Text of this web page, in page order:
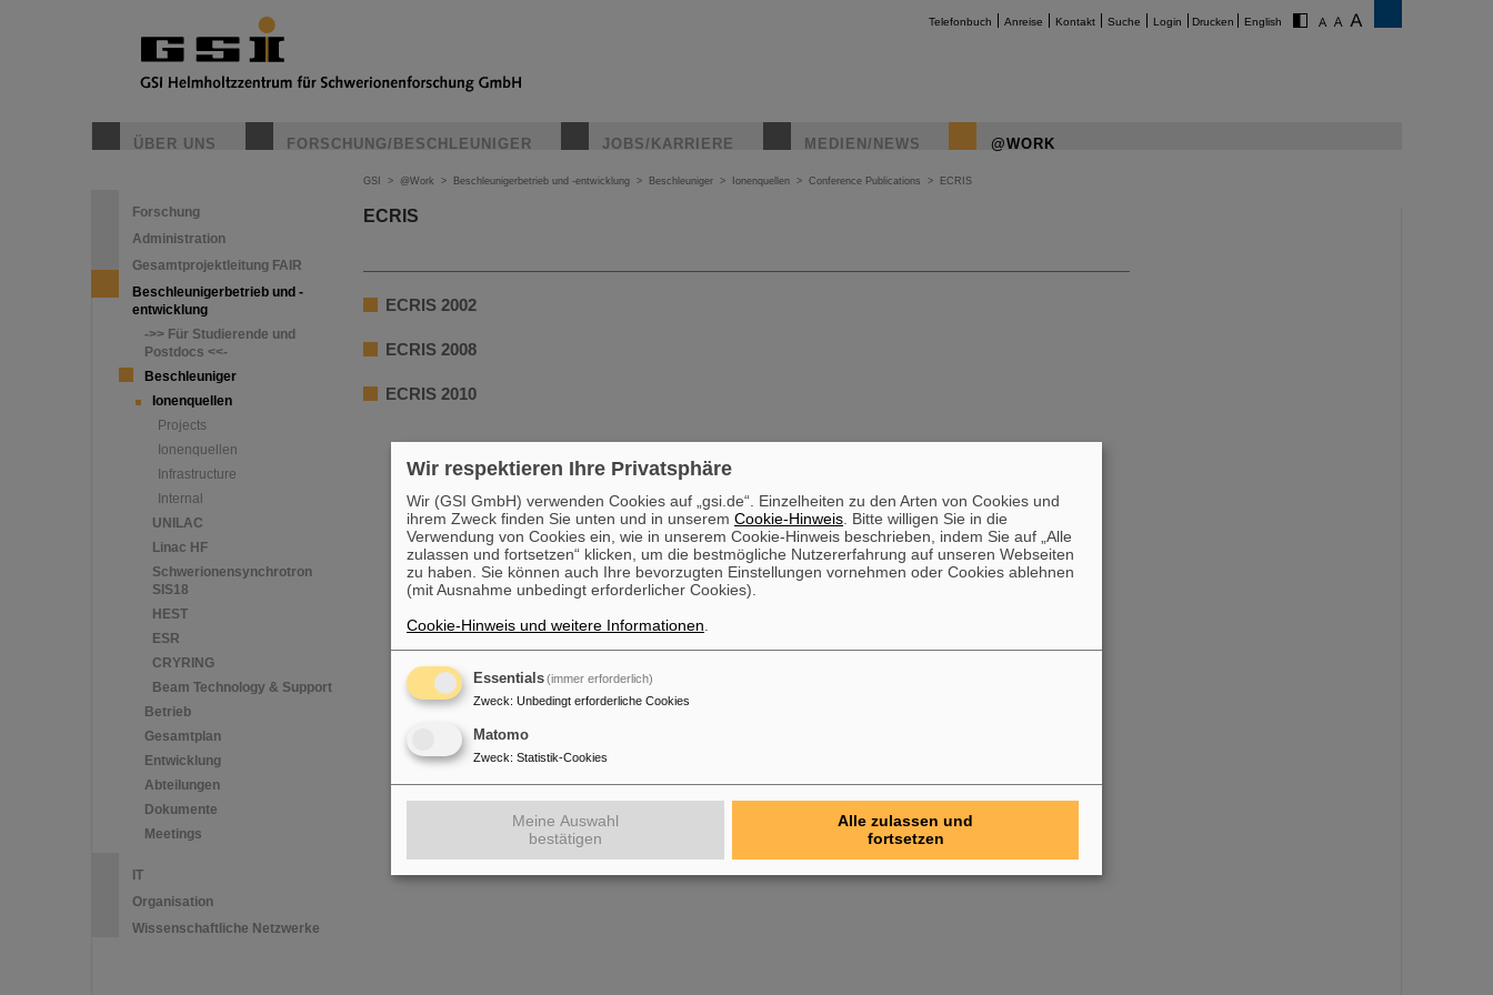
Telefonbuch Anreise Kontakt Suche Login Drucken English
ÜBER UNS FORSCHUNG/BESCHLEUNIGER JOBS/KARRIERE MEDIEN/NEWS @WORK
Forschung
Administration
Gesamtprojektleitung FAIR
Beschleunigerbetrieb und -
entwicklung
->> Für Studierende und
Postdocs <<-
Beschleuniger
Ionenquellen
Projects
Ionenquellen
Infrastructure
Internal
UNILAC
Linac HF
Schwerionensynchrotron
SIS18
HEST
ESR
CRYRING
Beam Technology & Support
Betrieb
Gesamtplan
Entwicklung
Abteilungen
Dokumente
Meetings
IT
Organisation
Wissenschaftliche Netzwerke
GSI > @Work > Beschleunigerbetrieb und -entwicklung > Beschleuniger > Ionenquellen > Conference Publications > ECRIS
ECRIS
ECRIS 2002
ECRIS 2008
ECRIS 2010
Wir respektieren Ihre Privatsphäre
Wir (GSI GmbH) verwenden Cookies auf „gsi.de“. Einzelheiten zu den Arten von Cookies und
ihrem Zweck finden Sie unten und in unserem Cookie-Hinweis . Bitte willigen Sie in die
Verwendung von Cookies ein, wie in unserem Cookie-Hinweis beschrieben, indem Sie auf „Alle
zulassen und fortsetzen“ klicken, um die bestmögliche Nutzererfahrung auf unseren Webseiten
zu haben. Sie können auch Ihre bevorzugten Einstellungen vornehmen oder Cookies ablehnen
(mit Ausnahme unbedingt erforderlicher Cookies).
Cookie-Hinweis und weitere Informationen
Essentials(immer erforderlich)
Zweck: Unbedingt erforderliche Cookies
Matomo
Zweck: Statistik-Cookies
Meine Auswahl
bestätigen
Alle zulassen und
fortsetzen